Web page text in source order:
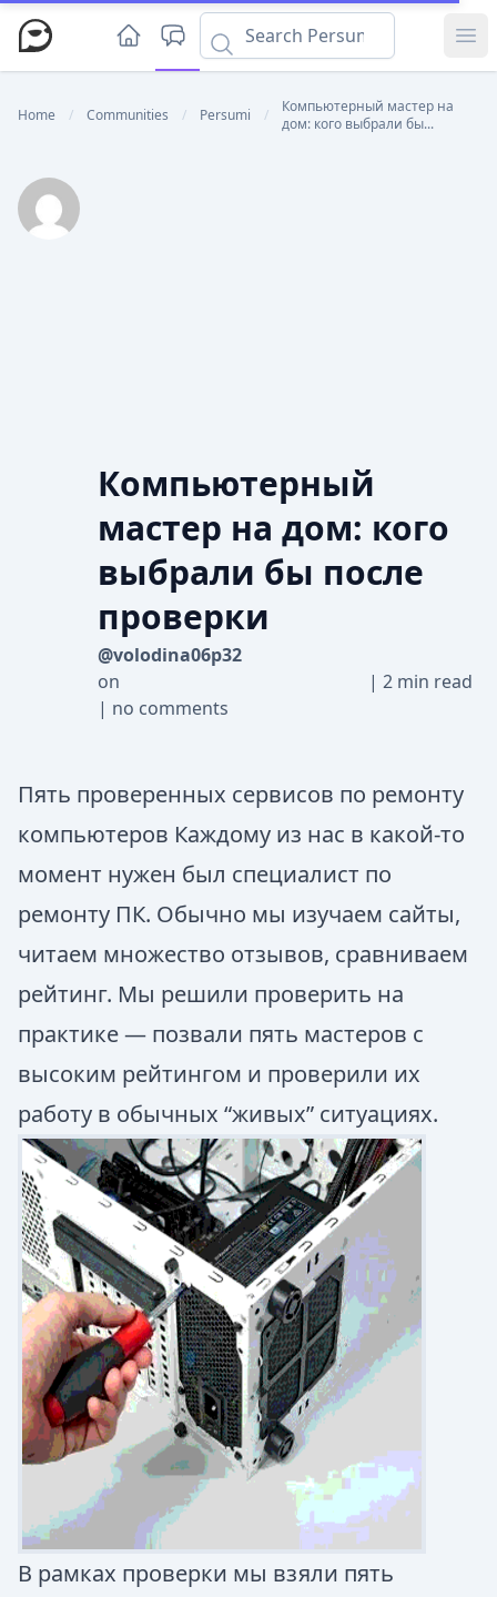
Home / Communities / Persumi /
Компьютерный мастер на
дом: кого выбрали бы...
Компьютерный
мастер на дом: кого
выбрали бы после
проверки
@volodina06p32
on
| 2 min read
| no comments
Пять проверенных сервисов по ремонту
компьютеров Каждому из нас в какой-то
момент нужен был специалист по
ремонту ПК. Обычно мы изучаем сайты,
читаем множество отзывов, сравниваем
рейтинг. Мы решили проверить на
практике — позвали пять мастеров с
высоким рейтингом и проверили их
работу в обычных “живых” ситуациях.
В рамках проверки мы взяли пять